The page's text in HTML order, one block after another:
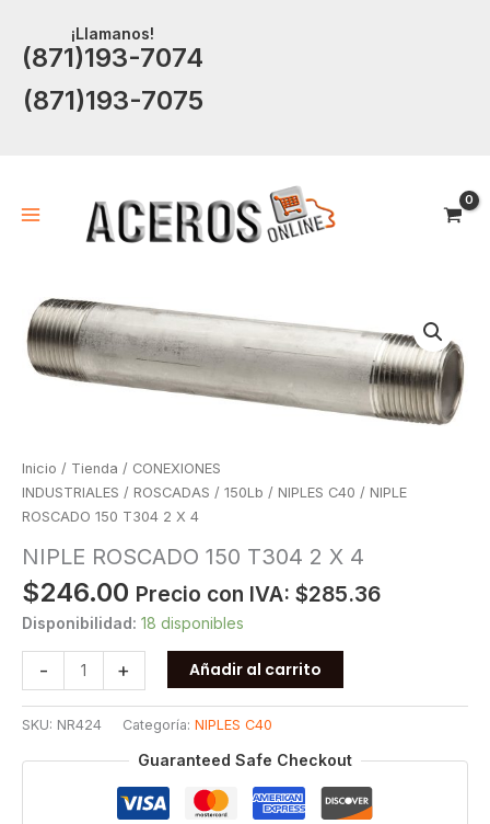
contenido
¡Llamanos!
(871)193-7074
(871)193-7075
Inicio / Tienda / CONEXIONES
INDUSTRIALES / ROSCADAS / 150Lb / NIPLES C40 / NIPLE
ROSCADO 150 T304 2 X 4
NIPLE ROSCADO 150 T304 2 X 4
$246.00 Precio con IVA: $285.36
Disponibilidad: 18 disponibles
-
ROSCADO
150
T304
2
+ Añadir al carrito
SKU: NR424 Categoría: NIPLES C40
Guaranteed Safe Checkout